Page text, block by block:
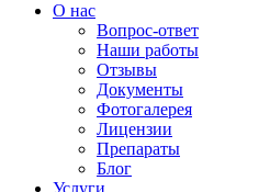
О нас
Вопрос-ответ
Наши работы
Отзывы
Документы
Фотогалерея
Лицензии
Препараты
Блог
Услуги